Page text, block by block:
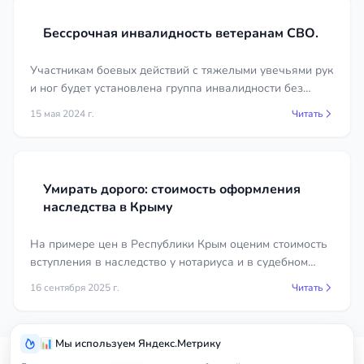
📊 Мы используем Яндекс.Метрику
таких делах играет против наследника. Получите
специалистов в городе Керчь, а сравнить условия
и цены вы сможете прямо в карточках юристов на
нашем сайте.
Бессрочная инвалидность ветеранам СВО.
Участникам боевых действий с тяжелыми увечьями рук
и ног будет установлена группа инвалидности без
указания срока переосвидетельствования.
15 мая 2024 г. Читать
Умирать дорого: стоимость оформления
наследства в Крыму
На примере цен в Республики Крым оценим стоимость
вступления в наследство у нотариуса и в судебном
порядке.
16 сентября 2025 г. Читать